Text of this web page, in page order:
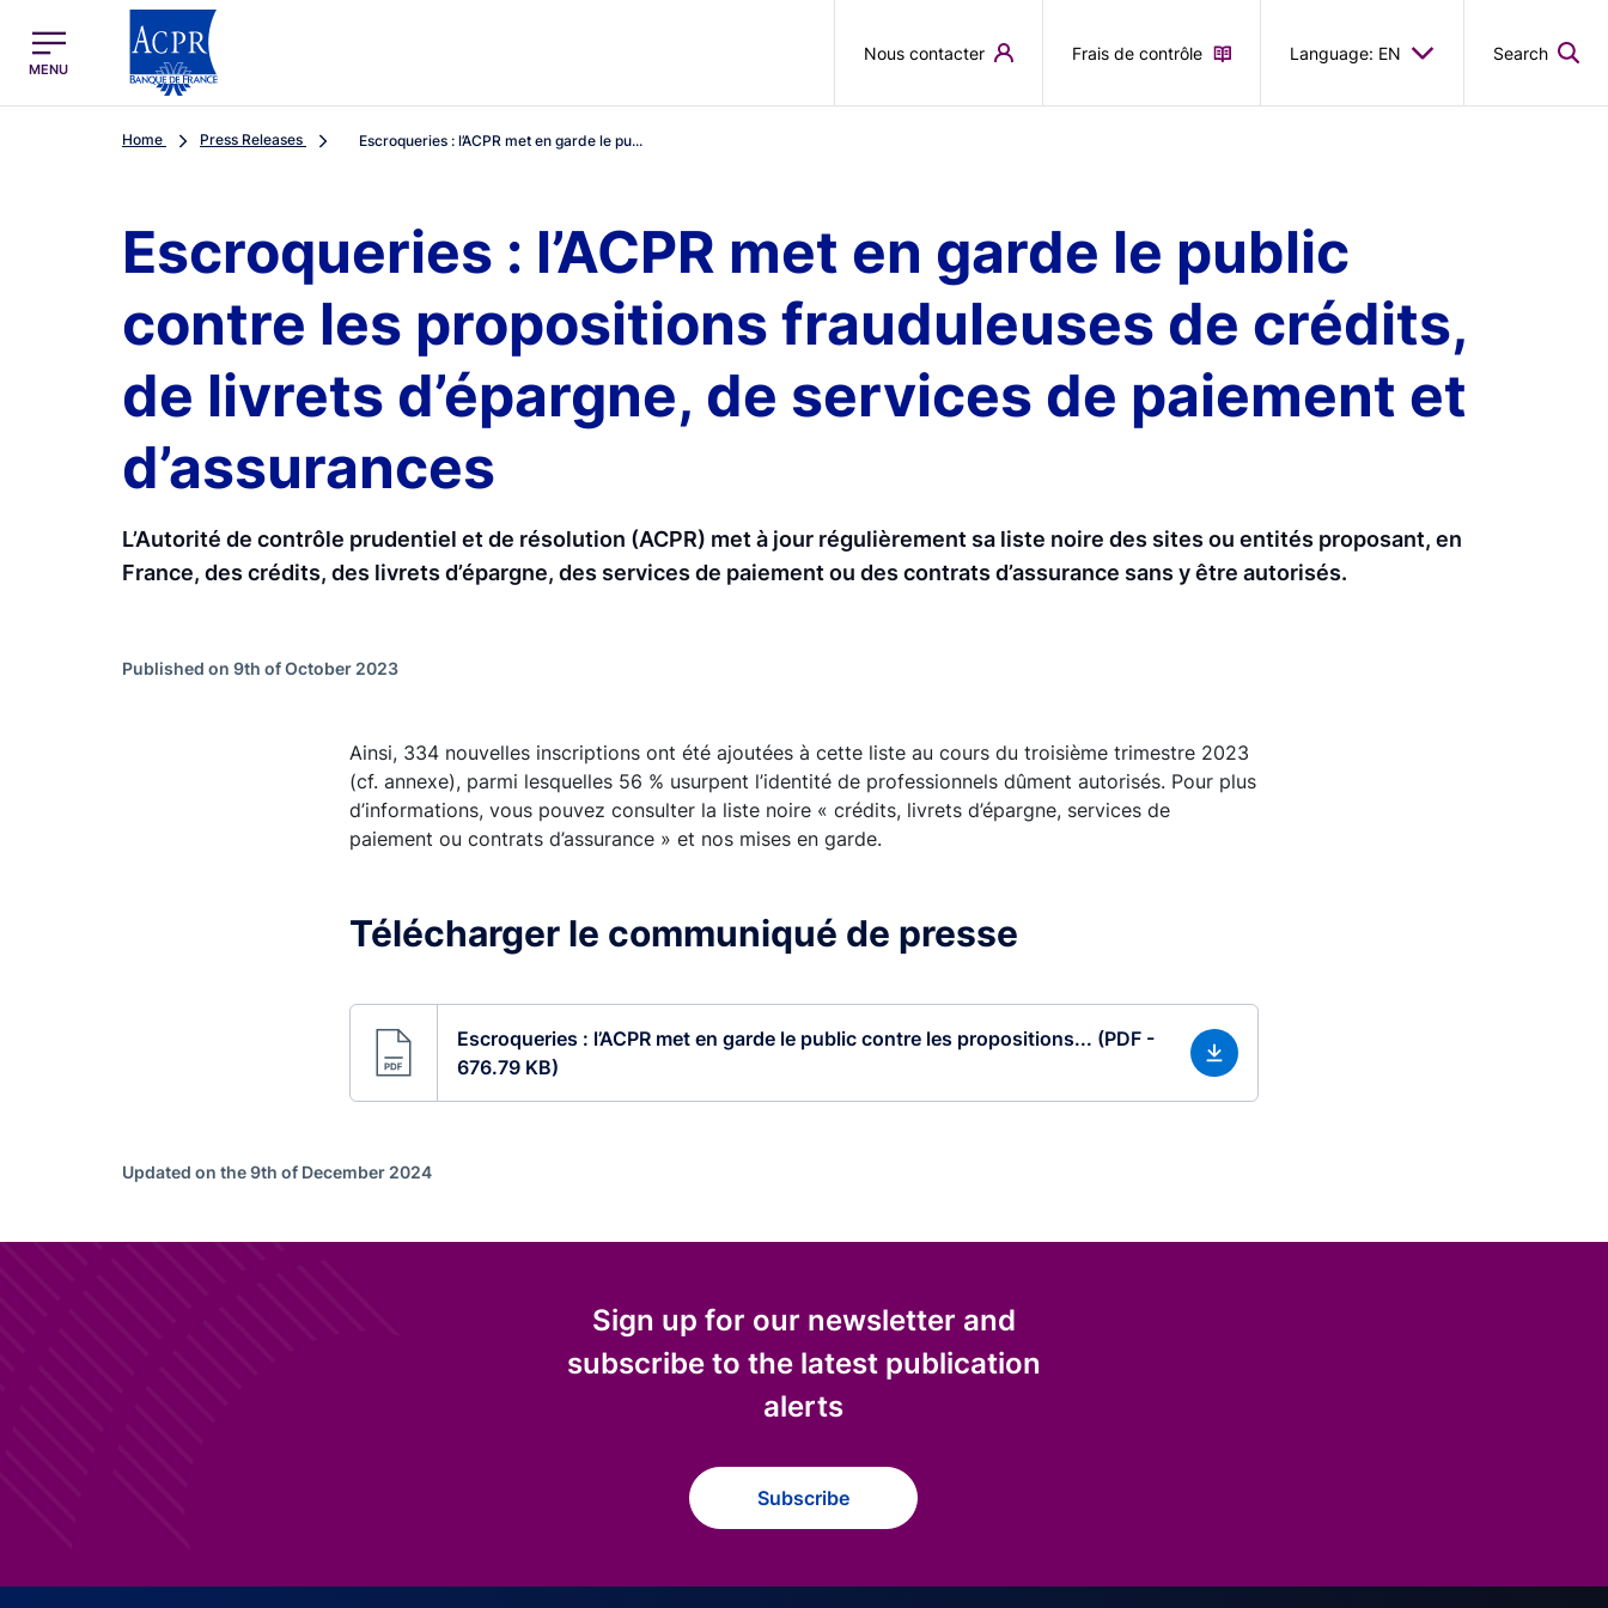
ACPR Menu Principal (English)
MENU
Nous contacter Frais de contrôle Language: EN Search
Home Press Releases Escroqueries : l’ACPR met en garde le pu...
Escroqueries : l’ACPR met en garde le public
contre les propositions frauduleuses de crédits,
de livrets d’épargne, de services de paiement et
d’assurances
L’Autorité de contrôle prudentiel et de résolution (ACPR) met à jour régulièrement sa liste noire des sites ou entités proposant, en
France, des crédits, des livrets d’épargne, des services de paiement ou des contrats d’assurance sans y être autorisés.
Published on 9th of October 2023
Ainsi, 334 nouvelles inscriptions ont été ajoutées à cette liste au cours du troisième trimestre 2023
(cf. annexe), parmi lesquelles 56 % usurpent l’identité de professionnels dûment autorisés. Pour plus
d’informations, vous pouvez consulter la liste noire « crédits, livrets d’épargne, services de
paiement ou contrats d’assurance » et nos mises en garde.
Télécharger le communiqué de presse
Escroqueries : l’ACPR met en garde le public contre les propositions... (PDF -
676.79 KB)
Updated on the 9th of December 2024
Sign up for our newsletter and
subscribe to the latest publication
alerts
Subscribe